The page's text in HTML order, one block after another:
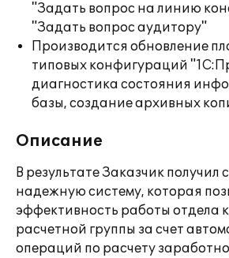
"Задать вопрос на линию
"Задать вопрос аудитору"
Производится обновление
типовых конфигураций
диагностика состояния
базы, создание архивных
Описание
В результате Заказчик получил
надежную систему, которая
эффективность работы отдела
расчетной группы за счет
операций по расчету